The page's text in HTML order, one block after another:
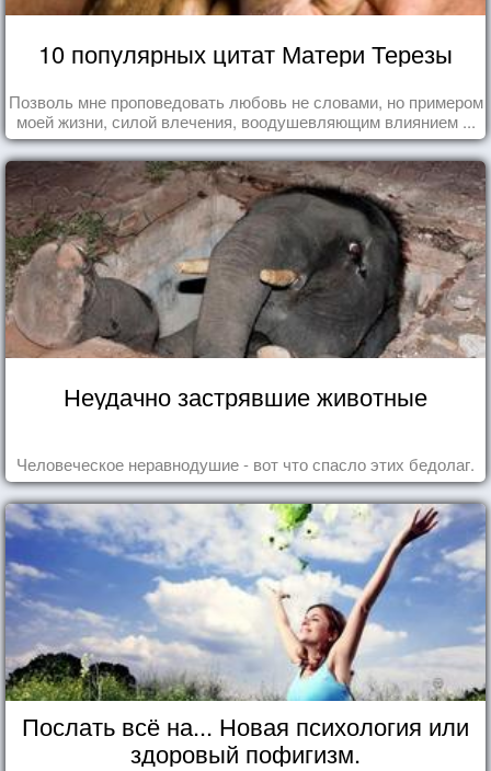
10 популярных цитат Матери Терезы
Позволь мне проповедовать любовь не словами, но примером
моей жизни, силой влечения, воодушевляющим влиянием ...
Неудачно застрявшие животные
Человеческое неравнодушие - вот что спасло этих бедолаг.
Послать всё на... Новая психология или
здоровый пофигизм.